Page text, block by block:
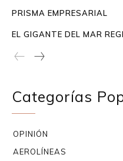
PRISMA EMPRESARIAL
EL GIGANTE DEL MAR
Categorías
OPINIÓN
AEROLÍNEAS